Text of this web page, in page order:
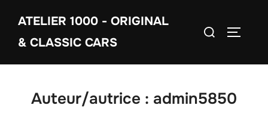
contenu
ATELIER 1000 - ORIGINAL
& CLASSIC CARS
Rechercher :
Auteur/autrice : admin5850